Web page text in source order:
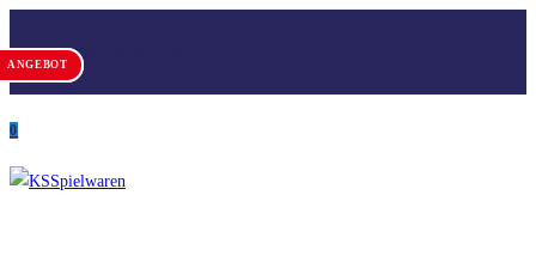
Inhalt
springen
Versandkostenfrei ab 100 €
0
ANGEBOT
ANGEBOT